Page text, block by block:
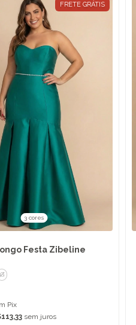
FRETE GRÁTIS
3 cores
Festa Zibeline
G
Pix
sem juros